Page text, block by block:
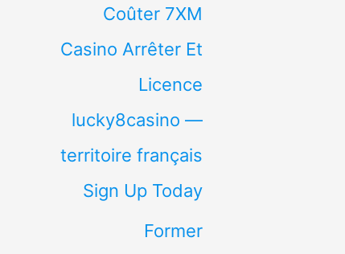
Coûter 7XM
Casino Arrêter Et
Licence
lucky8casino —
territoire français
Sign Up Today
Former